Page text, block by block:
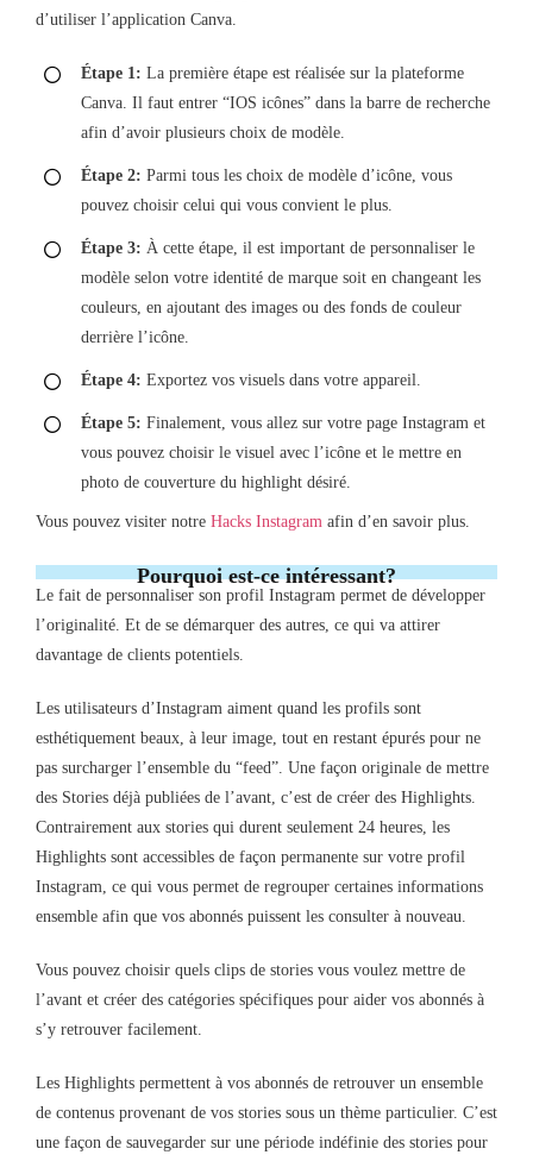
d’utiliser l’application Canva.
Étape 1: La première étape est réalisée sur la plateforme
Canva. Il faut entrer “IOS icônes” dans la barre de recherche
afin d’avoir plusieurs choix de modèle.
Étape 2: Parmi tous les choix de modèle d’icône, vous
pouvez choisir celui qui vous convient le plus.
Étape 3: À cette étape, il est important de personnaliser le
modèle selon votre identité de marque soit en changeant les
couleurs, en ajoutant des images ou des fonds de couleur
derrière l’icône.
Étape 4: Exportez vos visuels dans votre appareil.
Étape 5: Finalement, vous allez sur votre page Instagram et
vous pouvez choisir le visuel avec l’icône et le mettre en
photo de couverture du highlight désiré.
Vous pouvez visiter notre Hacks Instagram afin d’en savoir plus.
Pourquoi est-ce intéressant?
Le fait de personnaliser son profil Instagram permet de développer
l’originalité. Et de se démarquer des autres, ce qui va attirer
davantage de clients potentiels.
Les utilisateurs d’Instagram aiment quand les profils sont
esthétiquement beaux, à leur image, tout en restant épurés pour ne
pas surcharger l’ensemble du “feed”. Une façon originale de mettre
des Stories déjà publiées de l’avant, c’est de créer des Highlights.
Contrairement aux stories qui durent seulement 24 heures, les
Highlights sont accessibles de façon permanente sur votre profil
Instagram, ce qui vous permet de regrouper certaines informations
ensemble afin que vos abonnés puissent les consulter à nouveau.
Vous pouvez choisir quels clips de stories vous voulez mettre de
l’avant et créer des catégories spécifiques pour aider vos abonnés à
s’y retrouver facilement.
Les Highlights permettent à vos abonnés de retrouver un ensemble
de contenus provenant de vos stories sous un thème particulier. C’est
une façon de sauvegarder sur une période indéfinie des stories pour